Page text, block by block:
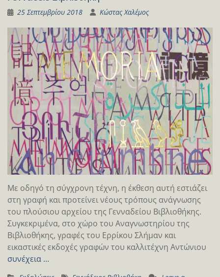
25 Σεπτεμβρίου 2018 Κώστας Χαλέμος
Με οδηγό τη σύγχρονη τέχνη, η έκθεση αυτή εστιάζει
στη γραφή και προτείνει νέους τρόπους ανάγνωσης
του πλούσιου αρχείου της Γενναδείου Βιβλιοθήκης.
Συγκεκριμένα, στο χώρο του Aναγνωστηρίου της
Bιβλιοθήκης, γραφές του Ερρίκου Σλήμαν και
εικαστικές εκδοχές γραφών του καλλιτέχνη Αντώνιου
συνέχεια …